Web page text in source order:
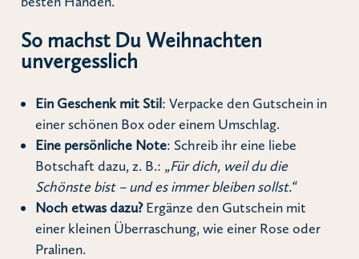
So machst Du Weihnachten
unvergesslich
Ein Geschenk mit Stil: Verpacke den Gutschein in
einer schönen Box oder einem Umschlag.
Eine persönliche Note: Schreib ihr eine liebe
Botschaft dazu, z. B.: „Für dich, weil du die
Schönste bist – und es immer bleiben sollst.“
Noch etwas dazu?Ergänze den Gutschein mit
einer kleinen Überraschung, wie einer Rose oder
Pralinen.